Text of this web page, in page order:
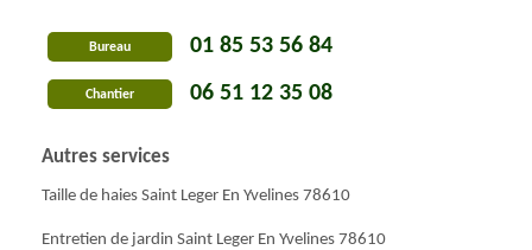
Bureau 01 85 53 56 84
Chantier 06 51 12 35 08
Autres services
Taille de haies Saint Leger En Yvelines 78610
Entretien de jardin Saint Leger En Yvelines 78610